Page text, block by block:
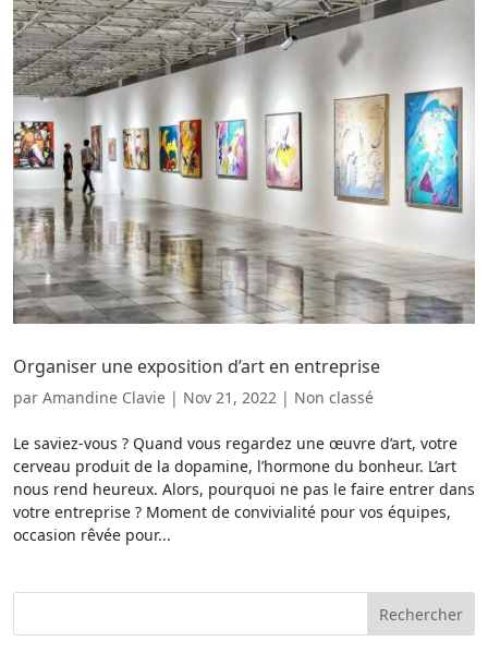
Organiser une exposition d’art en entreprise
par Amandine Clavie | Nov 21, 2022 | Non classé
Le saviez-vous ? Quand vous regardez une œuvre d’art, votre
cerveau produit de la dopamine, l’hormone du bonheur. L’art
nous rend heureux. Alors, pourquoi ne pas le faire entrer dans
votre entreprise ? Moment de convivialité pour vos équipes,
occasion rêvée pour...